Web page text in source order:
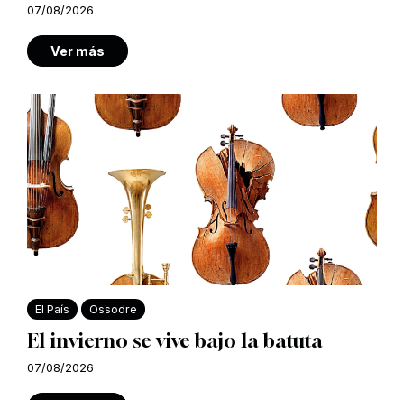
07/08/2026
Ver más
El País Ossodre
El invierno se vive bajo la batuta
07/08/2026